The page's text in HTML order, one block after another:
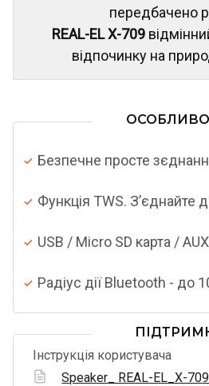
передбачено
REAL-EL X-709
відпочинку на
Безпечне просте
Функція TWS. З’єднайте
USB / Micro SD карта /
Радіус дії Bluetooth - до
Інструкція користувача
Speaker_ REAL-EL_X-